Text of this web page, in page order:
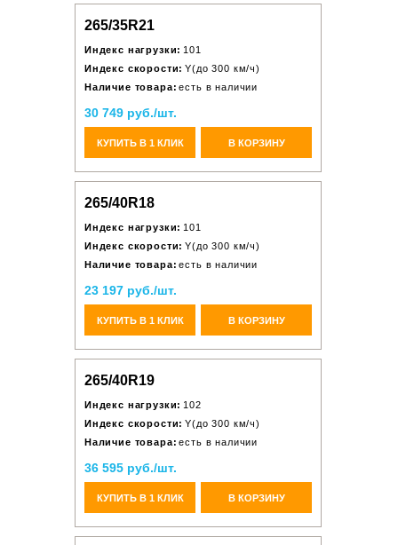
265/35R21
Индекс нагрузки: 101
Индекс скорости: Y(до 300 км/ч)
Наличие товара: есть в наличии
30 749 руб./шт.
КУПИТЬ В 1 КЛИК В КОРЗИНУ
265/40R18
Индекс нагрузки: 101
Индекс скорости: Y(до 300 км/ч)
Наличие товара: есть в наличии
23 197 руб./шт.
КУПИТЬ В 1 КЛИК В КОРЗИНУ
265/40R19
Индекс нагрузки: 102
Индекс скорости: Y(до 300 км/ч)
Наличие товара: есть в наличии
36 595 руб./шт.
КУПИТЬ В 1 КЛИК В КОРЗИНУ